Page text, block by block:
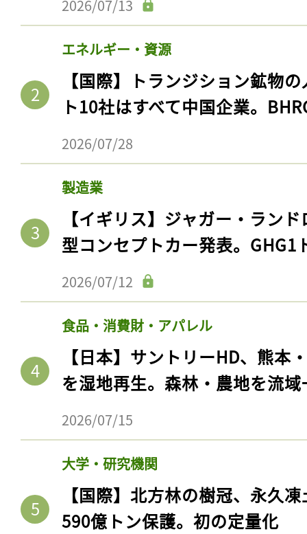
2026/07/13
エネルギー・資源
【国際】トランジション鉱物
ト10社はすべて中国企業。
2026/07/28
製造業
【イギリス】ジャガー・ラン
型コンセプトカー発表。GHG1
2026/07/12
食品・消費財・アパレル
【日本】サントリーHD、熊本
を湿地再生。森林・農地を流
2026/07/15
大学・研究機関
【国際】北方林の樹冠、永久
590億トン保護。初の定量化